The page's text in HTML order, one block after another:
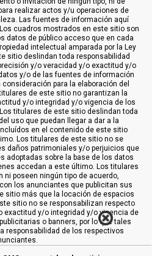
realizar actos y/u operaciones de
Las fuentes de información aquí
cuadros mostrados en este sitio son
datos de público acceso que en cada
intelectual amparada por la Ley
sitio deslindan toda responsabilidad
y/o veracidad y/o exactitud y/o
y/o de las fuentes de información
para la elaboración del
de este sitio no garantizan la
y/o integridad y/o vigencia de los
titulares de este sitio deslindan toda
uso que puedan llegar a dar a la
en el contenido de este sitio
Los titulares de este sitio no se
daños patrimoniales y/o perjuicios que
adoptadas sobre la base de los datos
accedan a este último. Los titulares
poseen ningún tipo de acuerdo,
los anunciantes que publicitan sus
sitio más que la locación de espacios
sitio no se responsabilizan respecto
exactitud y/o integridad y/o vigencia de
o banners, por lo que tales
responsabilidad de los respectivos